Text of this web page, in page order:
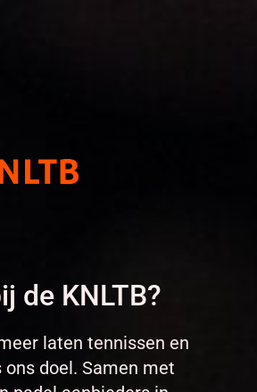
de KNLTB?
laten tennissen en
ons doel. Samen met